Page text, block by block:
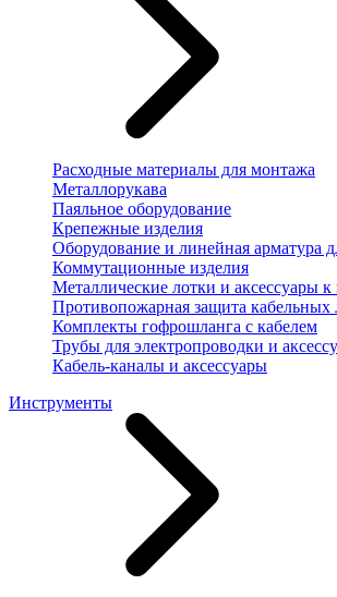
Расходные материалы для монтажа
Металлорукава
Паяльное оборудование
Крепежные изделия
Оборудование и линейная арматура
Коммутационные изделия
Металлические лотки и аксессуары
Противопожарная защита кабельных
Комплекты гофрошланга с кабелем
Трубы для электропроводки и
Кабель-каналы и аксессуары
Инструменты